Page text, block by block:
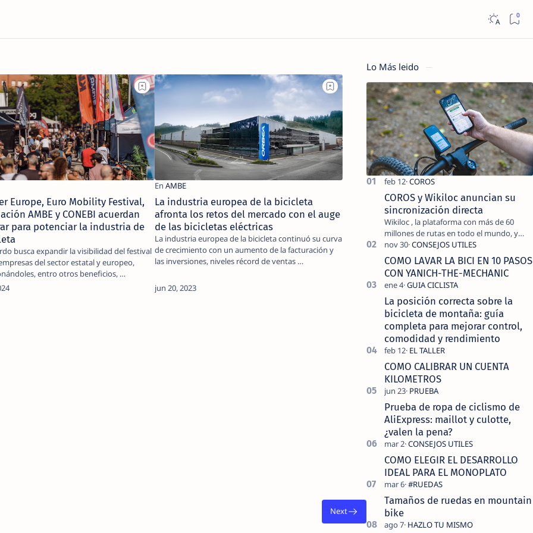
Europe, Euro Mobility Festival,
AMBE y CONEBI acuerdan
para potenciar la industria de
busca expandir la visibilidad del festival
del sector estatal y europeo,
entro otros beneficios, …
La industria europea de la bicicleta
afronta los retos del mercado con el auge
de las bicicletas eléctricas
La industria europea de la bicicleta continuó su curva
de crecimiento con un aumento de la facturación y
las inversiones, niveles récord de ventas …
Lo Más leido
COROS y Wikiloc anuncian su
sincronización directa
Wikiloc , la plataforma con más de 60
millones de rutas en todo el mundo, y
COROS , marca de dispositivos GPS
reconocida mundialmente por su
tecnolo…
COMO LAVAR LA BICI EN 10 PASOS
CON YANICH-THE-MECHANIC
La posición correcta sobre la
bicicleta de montaña: guía
completa para mejorar control,
comodidad y rendimiento
COMO CALIBRAR UN CUENTA
KILOMETROS
Prueba de ropa de ciclismo de
AliExpress: maillot y culotte,
¿valen la pena?
COMO ELEGIR EL DESARROLLO
IDEAL PARA EL MONOPLATO
Tamaños de ruedas en mountain
bike